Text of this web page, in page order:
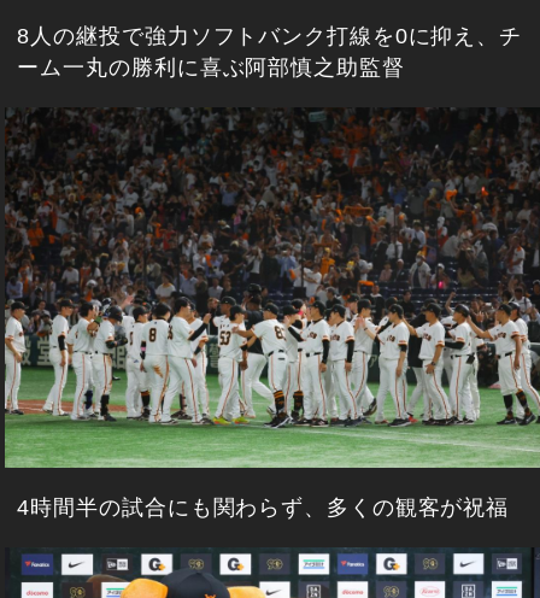
8人の継投で強力ソフトバンク打線を0に抑え、チ
ーム一丸の勝利に喜ぶ阿部慎之助監督
4時間半の試合にも関わらず、多くの観客が祝福